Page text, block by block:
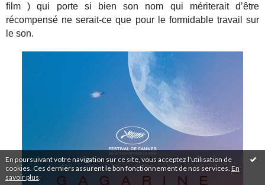
En poursuivant votre navigation sur ce site, vous acceptez l'utilisation de
cookies. Ces derniers assurent le bon fonctionnement de nos services. En
savoir plus
film ) qui porte si bien son nom qui mériterait d’être
récompensé ne serait-ce que pour le formidable travail sur
le son.